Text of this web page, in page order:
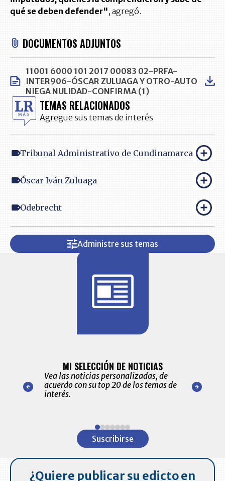
qué se deben defender", agregó.
DOCUMENTOS ADJUNTOS
11001 6000 101 2017 00083 02-PRFA-
INTER906-ÓSCAR ZULUAGA Y OTRO-AUTO
NIEGA NULIDAD-CONFIRMA (1)
TEMAS RELACIONADOS
Agregue sus temas de interés
Tribunal Administrativo de Cundinamarca
Óscar Iván Zuluaga
Odebrecht
Administre sus temas
nuestro
para
MI SELECCIÓN DE NOTICIAS
Vea las noticias personalizadas, de
acuerdo con su top 20 de los temas de
interés.
de las
Suscribirse
¿Quiere publicar su edicto en